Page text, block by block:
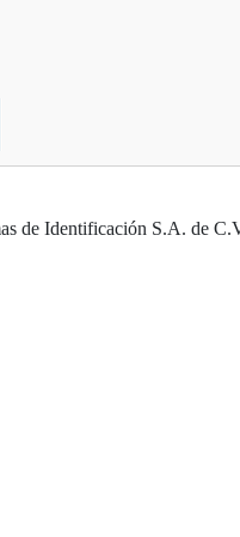
de Identificación S.A. de